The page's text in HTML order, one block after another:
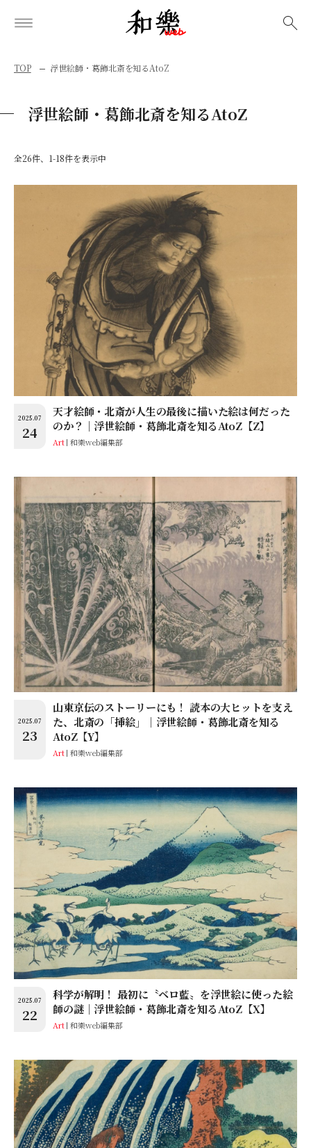
TOP 浮世絵師・葛飾北斎を知るAtoZ
浮世絵師・葛飾北斎を知るAtoZ
全26件、1-18件を表示中
2025.07
24
天才絵師・北斎が人生の最後に描いた絵は何だった
のか？│浮世絵師・葛飾北斎を知るAtoZ【Z】
Art 和樂web編集部
2025.07
23
山東京伝のストーリーにも！ 読本の大ヒットを支え
た、北斎の「挿絵」│浮世絵師・葛飾北斎を知る
AtoZ【Y】
Art 和樂web編集部
2025.07
22
科学が解明！ 最初に〝ベロ藍〟を浮世絵に使った絵
師の謎│浮世絵師・葛飾北斎を知るAtoZ【X】
Art 和樂web編集部